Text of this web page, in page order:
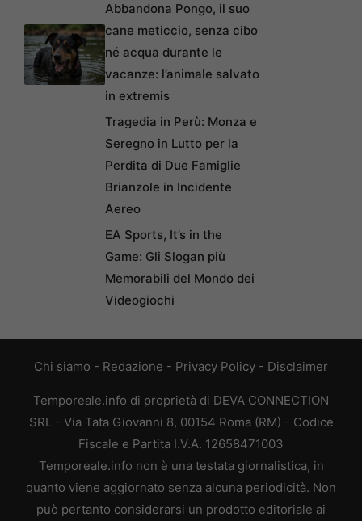
Abbandona Pongo, il suo
cane meticcio, senza cibo
né acqua durante le
vacanze: l’animale salvato
in extremis
Tragedia in Perù: Monza e
Seregno in Lutto per la
Perdita di Due Famiglie
Brianzole in Incidente
Aereo
EA Sports, It’s in the
Game: Gli Slogan più
Memorabili del Mondo dei
Videogiochi
Chi siamo - Redazione - Privacy Policy - Disclaimer
Temporeale.info di proprietà di DEVA CONNECTION
SRL - Via Tata Giovanni 8, 00154 Roma (RM) - Codice
Fiscale e Partita I.V.A. 12658471003
Temporeale.info non è una testata giornalistica, in
quanto viene aggiornato senza alcuna periodicità. Non
può pertanto considerarsi un prodotto editoriale ai